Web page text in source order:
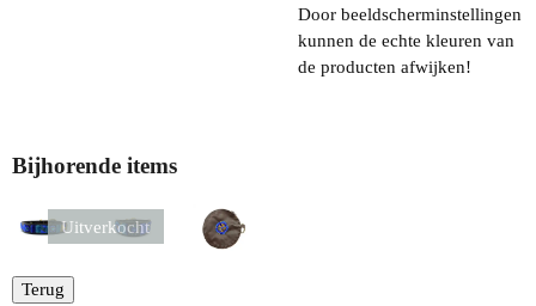
Door beeldscherminstellingen
kunnen de echte kleuren van
de producten afwijken!
Bijhorende items
Uitverkocht
Terug